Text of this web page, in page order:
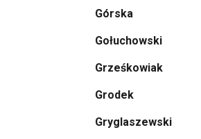
Górska
Gołuchowski
Grześkowiak
Grodek
Gryglaszewski